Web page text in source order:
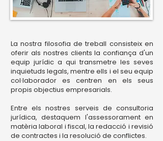
La nostra filosofia de treball consisteix en
oferir als nostres clients la confiança d'un
equip jurídic a qui transmetre les seves
inquietuds legals, mentre ells i el seu equip
col·laborador es centren en els seus
propis objectius empresarials.
Entre els nostres serveis de consultoria
jurídica, destaquem l'assessorament en
matèria laboral i fiscal, la redacció i revisió
de contractes i la resolució de conflictes.